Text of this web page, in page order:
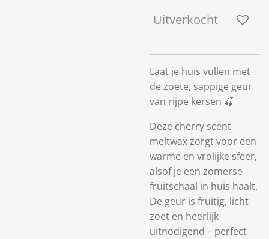
Uitverkocht
Laat je huis vullen met
de zoete, sappige geur
van rijpe kersen 🍒
Deze cherry scent
meltwax zorgt voor een
warme en vrolijke sfeer,
alsof je een zomerse
fruitschaal in huis haalt.
De geur is fruitig, licht
zoet en heerlijk
uitnodigend – perfect